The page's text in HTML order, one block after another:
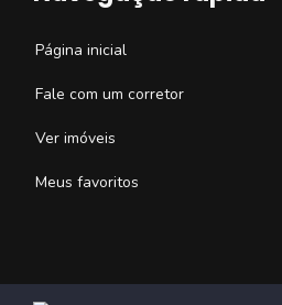
Página inicial
Fale com um corretor
Ver imóveis
Meus favoritos